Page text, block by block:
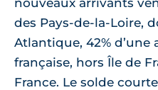
nouveaux arrivants
des Pays-de-la-Loire,
Atlantique, 42%
française, hors Île de
France. Le solde